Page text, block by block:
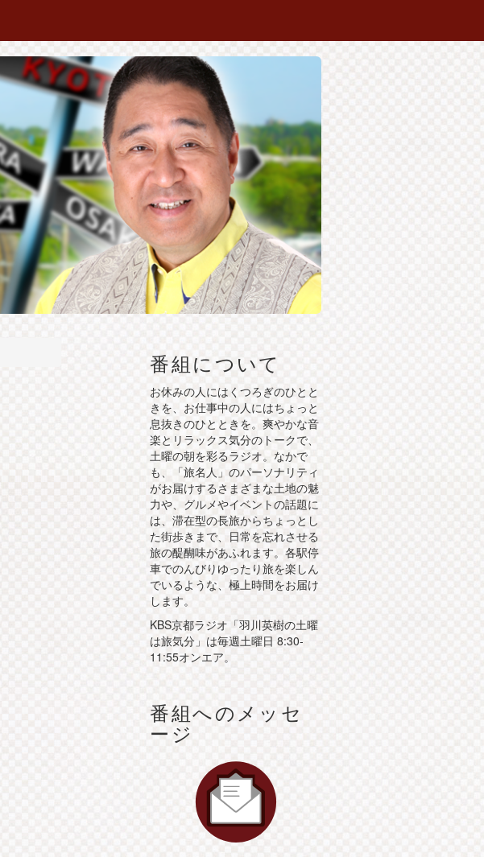
番組について
お休みの人にはくつろぎのひとと
きを、お仕事中の人にはちょっと
息抜きのひとときを。爽やかな音
楽とリラックス気分のトークで、
土曜の朝を彩るラジオ。なかで
も、「旅名人」のパーソナリティ
がお届けするさまざまな土地の魅
力や、グルメやイベントの話題に
は、滞在型の長旅からちょっとし
た街歩きまで、日常を忘れさせる
旅の醍醐味があふれます。各駅停
車でのんびりゆったり旅を楽しん
でいるような、極上時間をお届け
します。
KBS京都ラジオ「羽川英樹の土曜
は旅気分」は毎週土曜日 8:30-
11:55オンエア。
番組へのメッセ
ージ